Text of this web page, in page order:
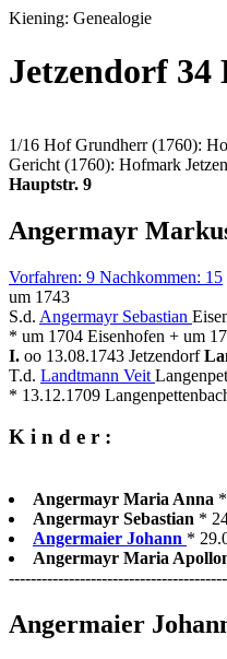
Kiening: Genealogie
Jetzendorf
1/16 Hof Grundherr (1760):
Gericht (1760): Hofmark
Hauptstr. 9
Angermayr
Vorfahren: 9 Nachkommen: 15
um 1743
S.d. Angermayr Sebastian
* um 1704 Eisenhofen + um
I. oo 13.08.1743 Jetzendorf
T.d. Landtmann Veit
* 13.12.1709
K i n d e r :
Angermayr Maria Anna
Angermayr Sebastian *
Angermaier Johann *
Angermayr Maria
Angermaier